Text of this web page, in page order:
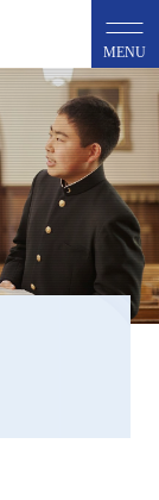
MENU